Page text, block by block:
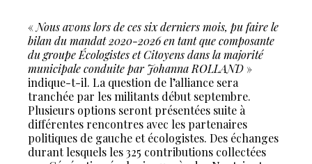
« Nous avons lors de ces six derniers mois, pu faire le
bilan du mandat 2020-2026 en tant que composante
du groupe Écologistes et Citoyens dans la majorité
municipale conduite par Johanna ROLLAND »
indique-t-il. La question de l’alliance sera
tranchée par les militants début septembre.
Plusieurs options seront présentées suite à
différentes rencontres avec les partenaires
politiques de gauche et écologistes. Des échanges
durant lesquels les 325 contributions collectées